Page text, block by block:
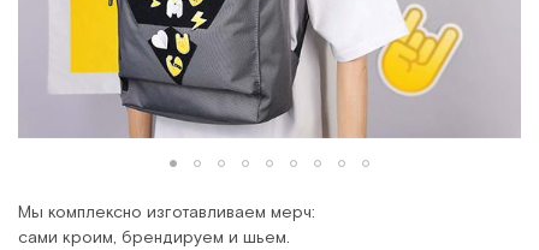
Мы комплексно изготавливаем мерч:
сами кроим, брендируем и шьем.